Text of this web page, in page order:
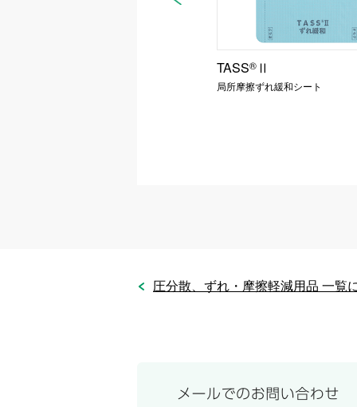
TASS® Ⅱ
局所摩擦ずれ緩和シート
圧分散、ずれ・摩擦軽減用品 一覧